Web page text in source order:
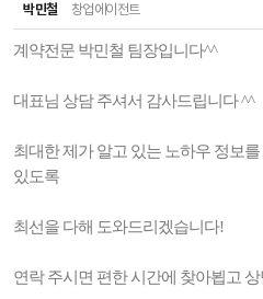
박민철 창업에이전트
계약전문 박민철 팀장입니다^^
대표님 상담 주셔서 감사드립니다 ^^
최대한 제가 알고 있는 노하우 정보
있도록
최선을 다해 도와드리겠습니다!
연락 주시면 편한 시간에 찾아뵙고